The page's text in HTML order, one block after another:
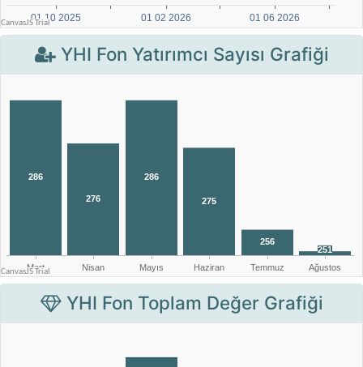
YHI Fon Yatırımcı Sayısı Grafiği
YHI Fon Toplam Değer Grafiği